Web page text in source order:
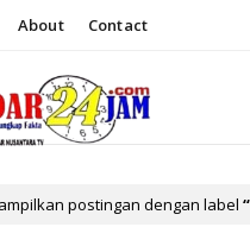
About Contact
postingan dengan label